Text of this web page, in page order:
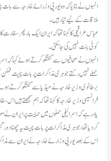
ملاقات کے لیے تیار ہیں۔
عباس عراقچی کا کہنا تھاکہ ایران ایک بار پھر
کوئی بات نہیں کی جا سکتی۔
انہوں نے صحافیوں سے گفتگو کرتے ہوئے کہا کہ
حملے نہیں رکتے جوہری مذاکرات پر بات چیت
برطانوی وزیرِ خارجہ نے میڈیا سے گفتگو کرتے
فرانسیسی وزیر خارجہ کا کہنا تھا کہ ہم سمجھتے ہیں
یاد رہے کہ اسرائیلی حملوں میں حمایت پر
کردیا تھا، جوہری مذاکرات پر بات چیت یہ چھٹا دور
اس کے بعد یورپی وزارئے خارجہ نے ایران سے